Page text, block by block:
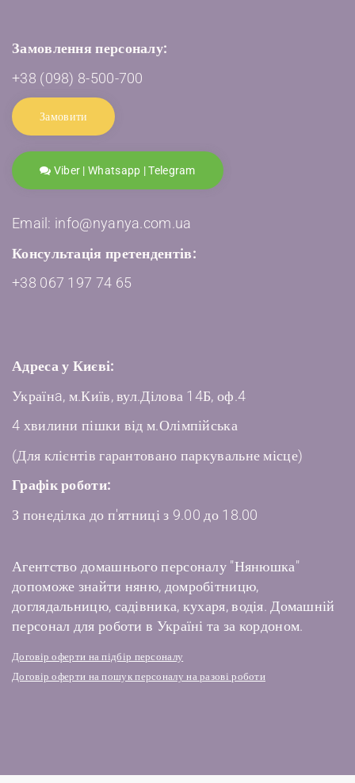
Замовлення персоналу:
+38 (098) 8-500-700
Замовити
Viber | Whatsapp | Telegram
Email: info@nyanya.com.ua
Консультація претендентів:
+38 067 197 74 65
Адреса у Києві:
Українa, м.Київ, вул.Ділова 14Б, оф.4
4 хвилини пішки від м.Олімпійська
(Для клієнтів гарантовано паркувальне місце)
Графік роботи:
З понеділка до п'ятниці з 9.00 до 18.00
Агентство домашнього персоналу "Нянюшка"
допоможе знайти няню, домробітницю,
доглядальницю, садівника, кухаря, водія. Домашній
персонал для роботи в Україні та за кордоном.
Договір оферти на підбір персоналу
Договір оферти на пошук персоналу на разові роботи